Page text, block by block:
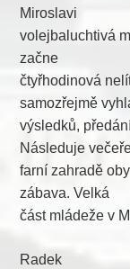
Miroslavi
volejbaluchtivá
začne
čtyřhodinová
samozřejmě
výsledků,
Následuje
farní zahradě
zábava. Velká
část mládeže v
Radek